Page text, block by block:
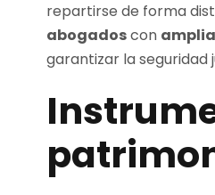
repartirse de forma
abogadoscon
garantizar la seguridad